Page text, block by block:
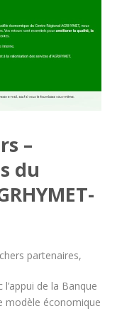
–
du
partenaires,
de la Banque
modèle économique